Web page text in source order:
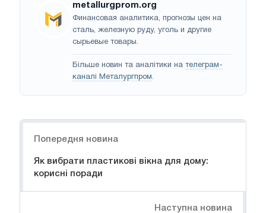
metallurgprom.org
Финансовая аналитика, прогнозы цен на
сталь, железную руду, уголь и другие
сырьевые товары.
Більше новин та аналітики на телеграм-
каналі Металургпром.
Попередня новина
Як вибрати пластикові вікна для дому:
корисні поради
Наступна новина